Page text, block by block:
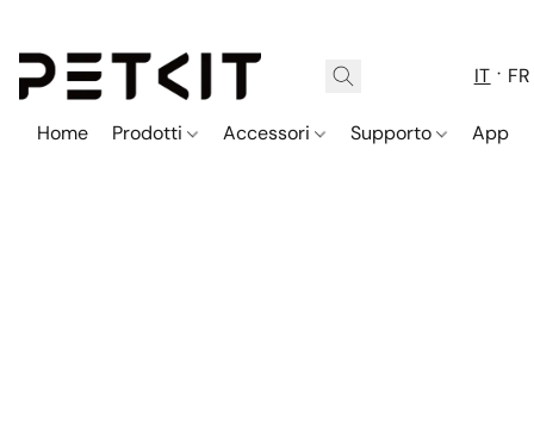
IT FR
Home Prodotti Accessori Supporto App